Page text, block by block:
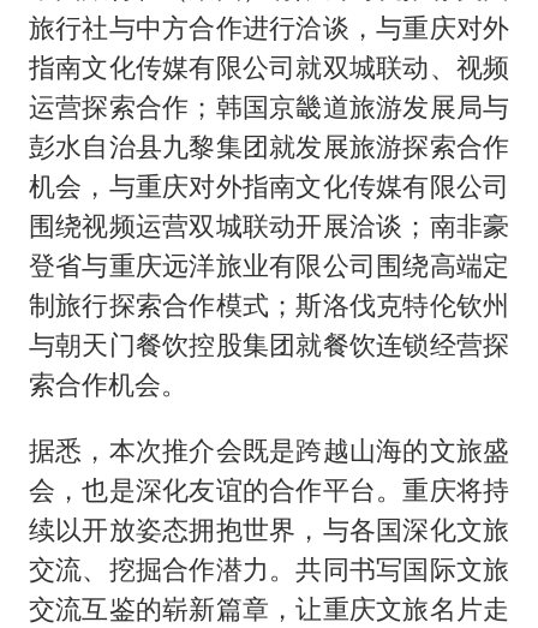
旅行社与中方合作进行洽谈，与重庆对外
指南文化传媒有限公司就双城联动、视频
运营探索合作；韩国京畿道旅游发展局与
彭水自治县九黎集团就发展旅游探索合作
机会，与重庆对外指南文化传媒有限公司
围绕视频运营双城联动开展洽谈；南非豪
登省与重庆远洋旅业有限公司围绕高端定
制旅行探索合作模式；斯洛伐克特伦钦州
与朝天门餐饮控股集团就餐饮连锁经营探
索合作机会。
据悉，本次推介会既是跨越山海的文旅盛
会，也是深化友谊的合作平台。重庆将持
续以开放姿态拥抱世界，与各国深化文旅
交流、挖掘合作潜力。共同书写国际文旅
交流互鉴的崭新篇章，让重庆文旅名片走